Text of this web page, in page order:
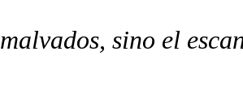
malvados, sino el